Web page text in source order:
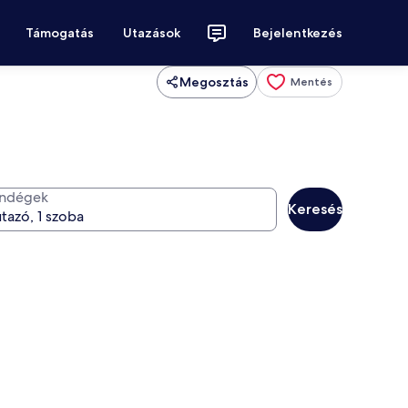
Támogatás Utazások Bejelentkezés
Megosztás Mentés
Keresés